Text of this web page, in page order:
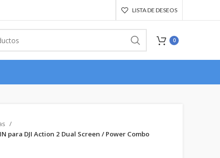
LISTA DE DESEOS
0
para DJI Action 2 Dual Screen / Power Combo